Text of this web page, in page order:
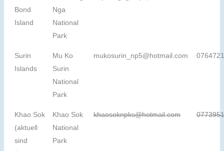
Bond
Island
Nga
National
Park
Surin
Islands
Mu Ko
Surin
National
Park
mukosurin_np5@hotmail.com
Khao Sok
(aktuell
sind
Khao Sok
National
Park
khaosoknpks@hotmail.com